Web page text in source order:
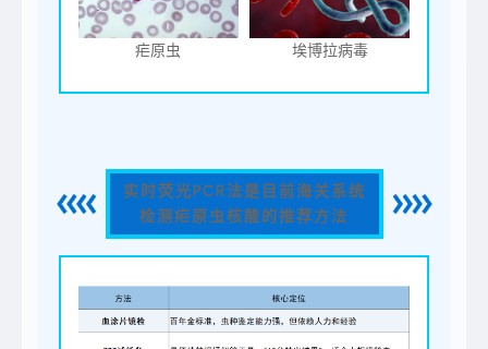
疟原虫 埃博拉病毒
实时荧光PCR法是目前海关系统
检测疟原虫核酸的推荐方法